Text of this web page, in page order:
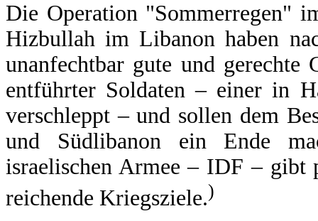
Die Operation "Sommerregen"
Hizbullah im Libanon haben
unanfechtbar gute und
entführter Soldaten – einer in
verschleppt – und sollen dem
und Südlibanon ein Ende
israelischen Armee – IDF – gibt
reichende Kriegsziele.)